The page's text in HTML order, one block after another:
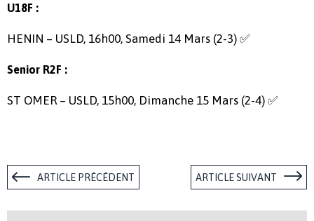
U18F :
HENIN – USLD, 16h00, Samedi 14 Mars (2-3) ✅
Senior R2F :
ST OMER – USLD, 15h00, Dimanche 15 Mars (2-4) ✅
ARTICLE PRÉCÉDENT ARTICLE SUIVANT